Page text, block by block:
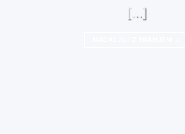
[...]